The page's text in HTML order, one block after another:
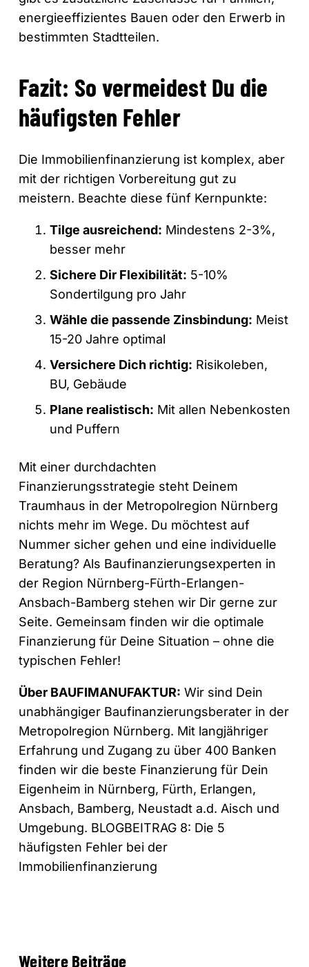
energieeffizientes Bauen oder den Erwerb in
bestimmten Stadtteilen.
Fazit: So vermeidest Du die
häufigsten Fehler
Die Immobilienfinanzierung ist komplex, aber
mit der richtigen Vorbereitung gut zu
meistern. Beachte diese fünf Kernpunkte:
Tilge ausreichend: Mindestens 2-3%,
besser mehr
Sichere Dir Flexibilität: 5-10%
Sondertilgung pro Jahr
Wähle die passende Zinsbindung: Meist
15-20 Jahre optimal
Versichere Dich richtig: Risikoleben,
BU, Gebäude
Plane realistisch: Mit allen Nebenkosten
und Puffern
Mit einer durchdachten
Finanzierungsstrategie steht Deinem
Traumhaus in der Metropolregion Nürnberg
nichts mehr im Wege. Du möchtest auf
Nummer sicher gehen und eine individuelle
Beratung? Als Baufinanzierungsexperten in
der Region Nürnberg-Fürth-Erlangen-
Ansbach-Bamberg stehen wir Dir gerne zur
Seite. Gemeinsam finden wir die optimale
Finanzierung für Deine Situation – ohne die
typischen Fehler!
Über BAUFIMANUFAKTUR: Wir sind Dein
unabhängiger Baufinanzierungsberater in der
Metropolregion Nürnberg. Mit langjähriger
Erfahrung und Zugang zu über 400 Banken
finden wir die beste Finanzierung für Dein
Eigenheim in Nürnberg, Fürth, Erlangen,
Ansbach, Bamberg, Neustadt a.d. Aisch und
Umgebung. BLOGBEITRAG 8: Die 5
häufigsten Fehler bei der
Immobilienfinanzierung
Weitere Beiträge